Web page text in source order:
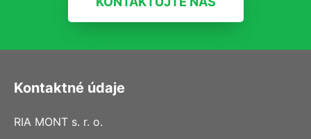
Kontaktné údaje
RIA MONT s. r. o.